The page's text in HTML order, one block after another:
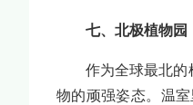
七、北极植物园
作为全球最北的
物的顽强姿态。温